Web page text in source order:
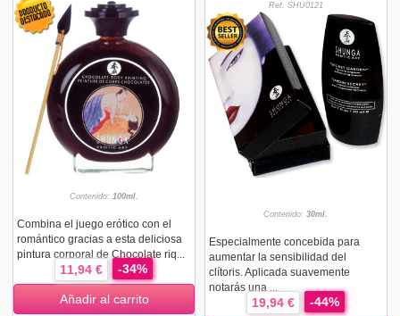
Contenido:100ml.
Combina el juego erótico con el
romántico gracias a esta deliciosa
pintura corporal de Chocolate riq...
11,94 € -34%
Añadir al carrito
Ref. SHU0121
Contenido:30ml.
Especialmente concebida para
aumentar la sensibilidad del
clítoris. Aplicada suavemente
notarás una ...
19,94 € -44%